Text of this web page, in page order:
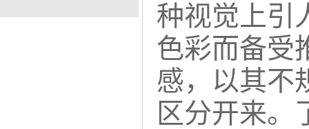
种视觉上引
色彩而备受
感，以其不
区分开来。